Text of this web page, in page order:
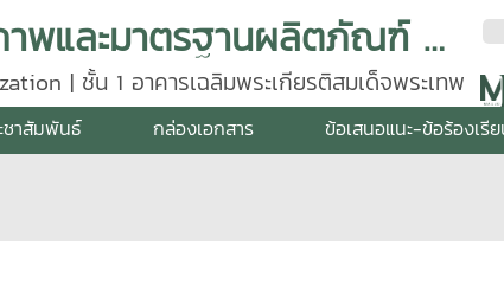
สถาบันบริการตรวจสอบคุณภาพและมาตรฐานผลิตภัณฑ์ มหาวิทยาลัยแม่โจ้
| ชั้น 1 อาคารเฉลิมพระเกียรติสมเด็จพระเทพ
ชาสัมพันธ์ กล่องเอกสาร ข้อเสนอแนะ-ข้อร้องเรี